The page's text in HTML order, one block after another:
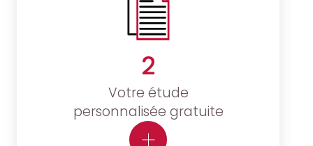
2
Votre étude
personnalisée gratuite